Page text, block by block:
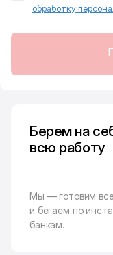
обработку
Берем на
всю работу
Мы — готовим
и бегаем по
банкам.